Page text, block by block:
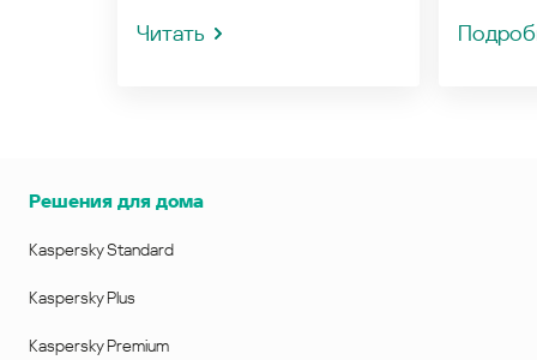
Читать
Решения для дома
Kaspersky Standard
Kaspersky Plus
Kaspersky Premium